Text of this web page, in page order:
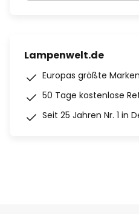
Lampenwelt.de
Europas größte
50 Tage kostenlose
Seit 25 Jahren Nr. 1 in